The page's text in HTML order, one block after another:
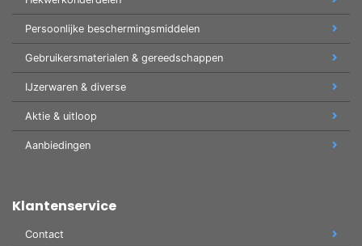
Persoonlijke beschermingsmiddelen
Gebruikersmaterialen & gereedschappen
IJzerwaren & diverse
Aktie & uitloop
Aanbiedingen
Klantenservice
Contact